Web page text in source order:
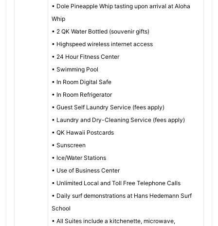
• Dole Pineapple Whip tasting upon arrival at Aloha
Whip
• 2 QK Water Bottled (souvenir gifts)
• Highspeed wireless internet access
• 24 Hour Fitness Center
• Swimming Pool
• In Room Digital Safe
• In Room Refrigerator
• Guest Self Laundry Service (fees apply)
• Laundry and Dry-Cleaning Service (fees apply)
• QK Hawaii Postcards
• Sunscreen
• Ice/Water Stations
• Use of Business Center
• Unlimited Local and Toll Free Telephone Calls
• Daily surf demonstrations at Hans Hedemann Surf
School
• All Suites include a kitchenette, microwave,